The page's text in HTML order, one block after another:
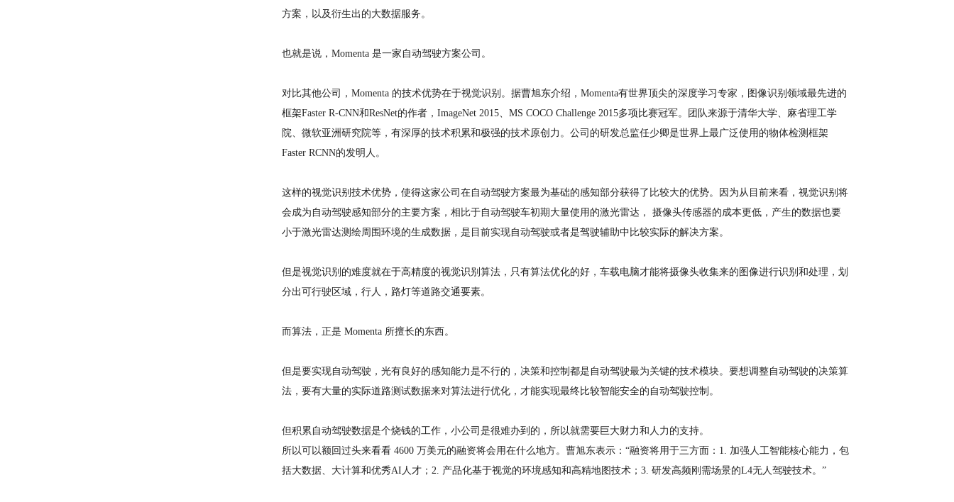
方案，以及衍生出的大数据服务。
也就是说，Momenta 是一家自动驾驶方案公司。
对比其他公司，Momenta 的技术优势在于视觉识别。据曹旭东介绍，Momenta有世界顶尖的深度学习专家，图像识别领域最先进的
框架Faster R-CNN和ResNet的作者，ImageNet 2015、MS COCO Challenge 2015多项比赛冠军。团队来源于清华大学、麻省理工学
院、微软亚洲研究院等，有深厚的技术积累和极强的技术原创力。公司的研发总监任少卿是世界上最广泛使用的物体检测框架
Faster RCNN的发明人。
这样的视觉识别技术优势，使得这家公司在自动驾驶方案最为基础的感知部分获得了比较大的优势。因为从目前来看，视觉识别将
会成为自动驾驶感知部分的主要方案，相比于自动驾驶车初期大量使用的激光雷达， 摄像头传感器的成本更低，产生的数据也要
小于激光雷达测绘周围环境的生成数据，是目前实现自动驾驶或者是驾驶辅助中比较实际的解决方案。
但是视觉识别的难度就在于高精度的视觉识别算法，只有算法优化的好，车载电脑才能将摄像头收集来的图像进行识别和处理，划
分出可行驶区域，行人，路灯等道路交通要素。
而算法，正是 Momenta 所擅长的东西。
但是要实现自动驾驶，光有良好的感知能力是不行的，决策和控制都是自动驾驶最为关键的技术模块。要想调整自动驾驶的决策算
法，要有大量的实际道路测试数据来对算法进行优化，才能实现最终比较智能安全的自动驾驶控制。
但积累自动驾驶数据是个烧钱的工作，小公司是很难办到的，所以就需要巨大财力和人力的支持。
所以可以额回过头来看看 4600 万美元的融资将会用在什么地方。曹旭东表示：“融资将用于三方面：1. 加强人工智能核心能力，包
括大数据、大计算和优秀AI人才；2. 产品化基于视觉的环境感知和高精地图技术；3. 研发高频刚需场景的L4无人驾驶技术。”